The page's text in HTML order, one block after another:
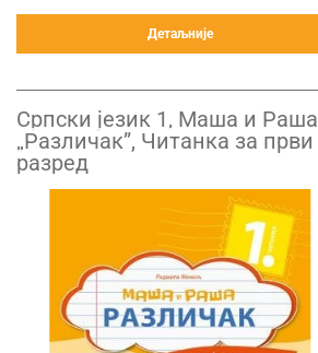
Детаљније
Српски језик 1, Маша и Раша
„Различак”, Читанка за први
разред